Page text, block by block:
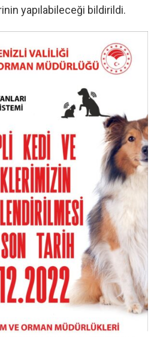
yapılabileceği bildirildi.